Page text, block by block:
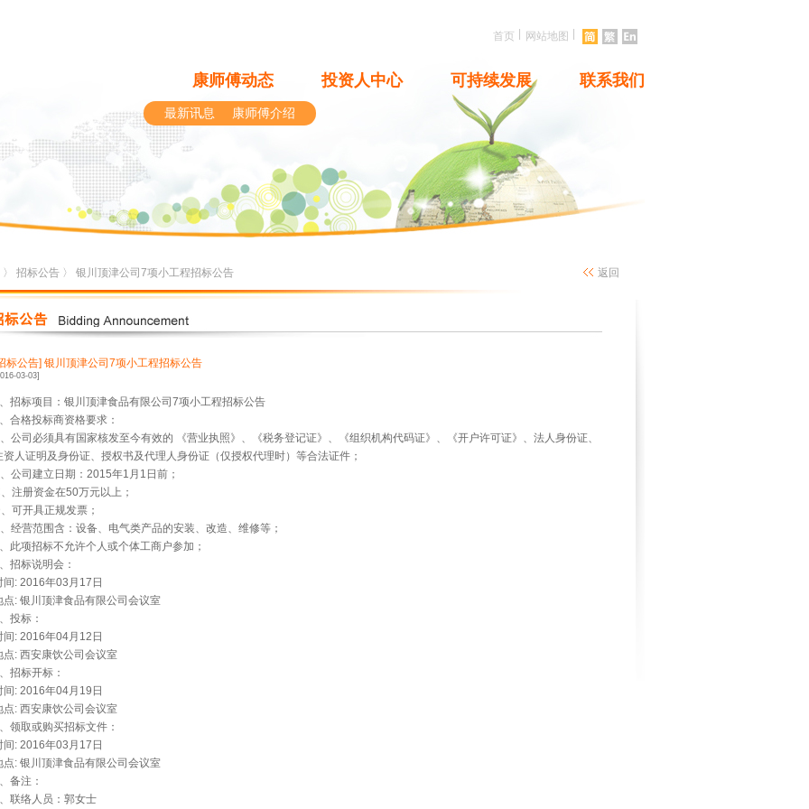
首页 网站地图
康师傅动态 投资人中心 可持续发展 联系我们
最新讯息 康师傅介绍
〉 招标公告 〉 银川顶津公司7项小工程招标公告 返回
标公告] 银川顶津公司7项小工程招标公告
03-03]
招标项目：银川顶津食品有限公司7项小工程招标公告
合格投标商资格要求：
公司必须具有国家核发至今有效的 《营业执照》、《税务登记证》、《组织机构代码证》、《开户许可证》、法人身份证、
资人证明及身份证、授权书及代理人身份证（仅授权代理时）等合法证件；
公司建立日期：2015年1月1日前；
注册资金在50万元以上；
可开具正规发票；
经营范围含：设备、电气类产品的安装、改造、维修等；
此项招标不允许个人或个体工商户参加；
招标说明会：
间: 2016年03月17日
点: 银川顶津食品有限公司会议室
投标：
间: 2016年04月12日
点: 西安康饮公司会议室
招标开标：
间: 2016年04月19日
点: 西安康饮公司会议室
领取或购买招标文件：
间: 2016年03月17日
点: 银川顶津食品有限公司会议室
备注：
联络人员：郭女士